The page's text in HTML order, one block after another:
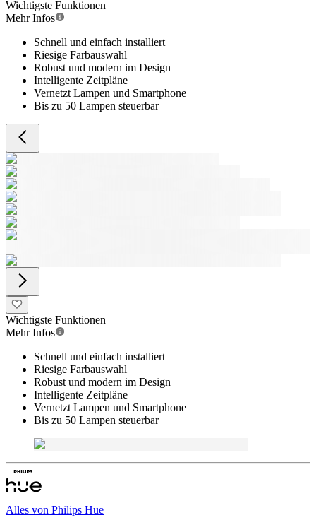
Wichtigste Funktionen
Mehr Infos
Schnell und einfach installiert
Riesige Farbauswahl
Robust und modern im Design
Intelligente Zeitpläne
Vernetzt Lampen und Smartphone
Bis zu 50 Lampen steuerbar
Wichtigste Funktionen
Mehr Infos
Schnell und einfach installiert
Riesige Farbauswahl
Robust und modern im Design
Intelligente Zeitpläne
Vernetzt Lampen und Smartphone
Bis zu 50 Lampen steuerbar
Alles von Philips Hue